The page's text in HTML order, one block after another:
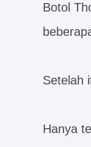
Botol
Setelah
Hanya